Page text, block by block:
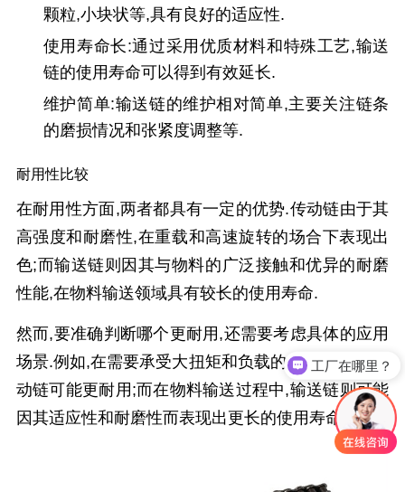
颗粒,小块状等,具有良好的适应性.
使用寿命长:通过采用优质材料和特殊工艺,输送
链的使用寿命可以得到有效延长.
维护简单:输送链的维护相对简单,主要关注链条
的磨损情况和张紧度调整等.
耐用性比较
在耐用性方面,两者都具有一定的优势.传动链由于其
高强度和耐磨性,在重载和高速旋转的场合下表现出
色;而输送链则因其与物料的广泛接触和优异的耐磨
性能,在物料输送领域具有较长的使用寿命.
然而,要准确判断哪个更耐用,还需要考虑具体的应用
场景.例如,在需要承受大扭矩和负载的传动系统中,传
动链可能更耐用;而在物料输送过程中,输送链则可能
因其适应性和耐磨性而表现出更长的使用寿命.
工厂在哪里？